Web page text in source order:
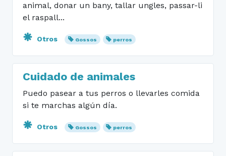
animal, donar un bany, tallar ungles, passar-li
el raspall...
Otros Gossos perros
Cuidado de animales
Puedo pasear a tus perros o llevarles comida
si te marchas algún día.
Otros Gossos perros